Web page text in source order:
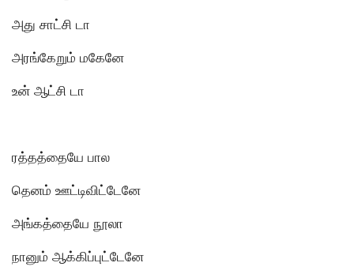
அது சாட்சி டா
அரங்கேறும் மகேனே
உன் ஆட்சி டா
ரத்தத்தையே பால
தெனம் ஊட்டிவிட்டேனே
அங்கத்தையே நூலா
நானும் ஆக்கிப்புட்டேனே